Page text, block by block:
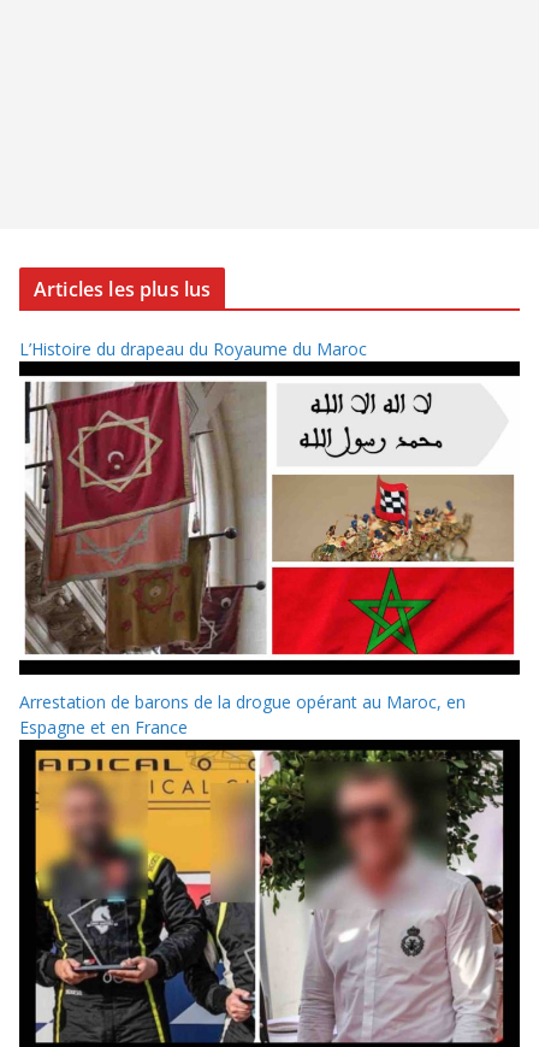
Articles les plus lus
L’Histoire du drapeau du Royaume du Maroc
Arrestation de barons de la drogue opérant au Maroc, en
Espagne et en France